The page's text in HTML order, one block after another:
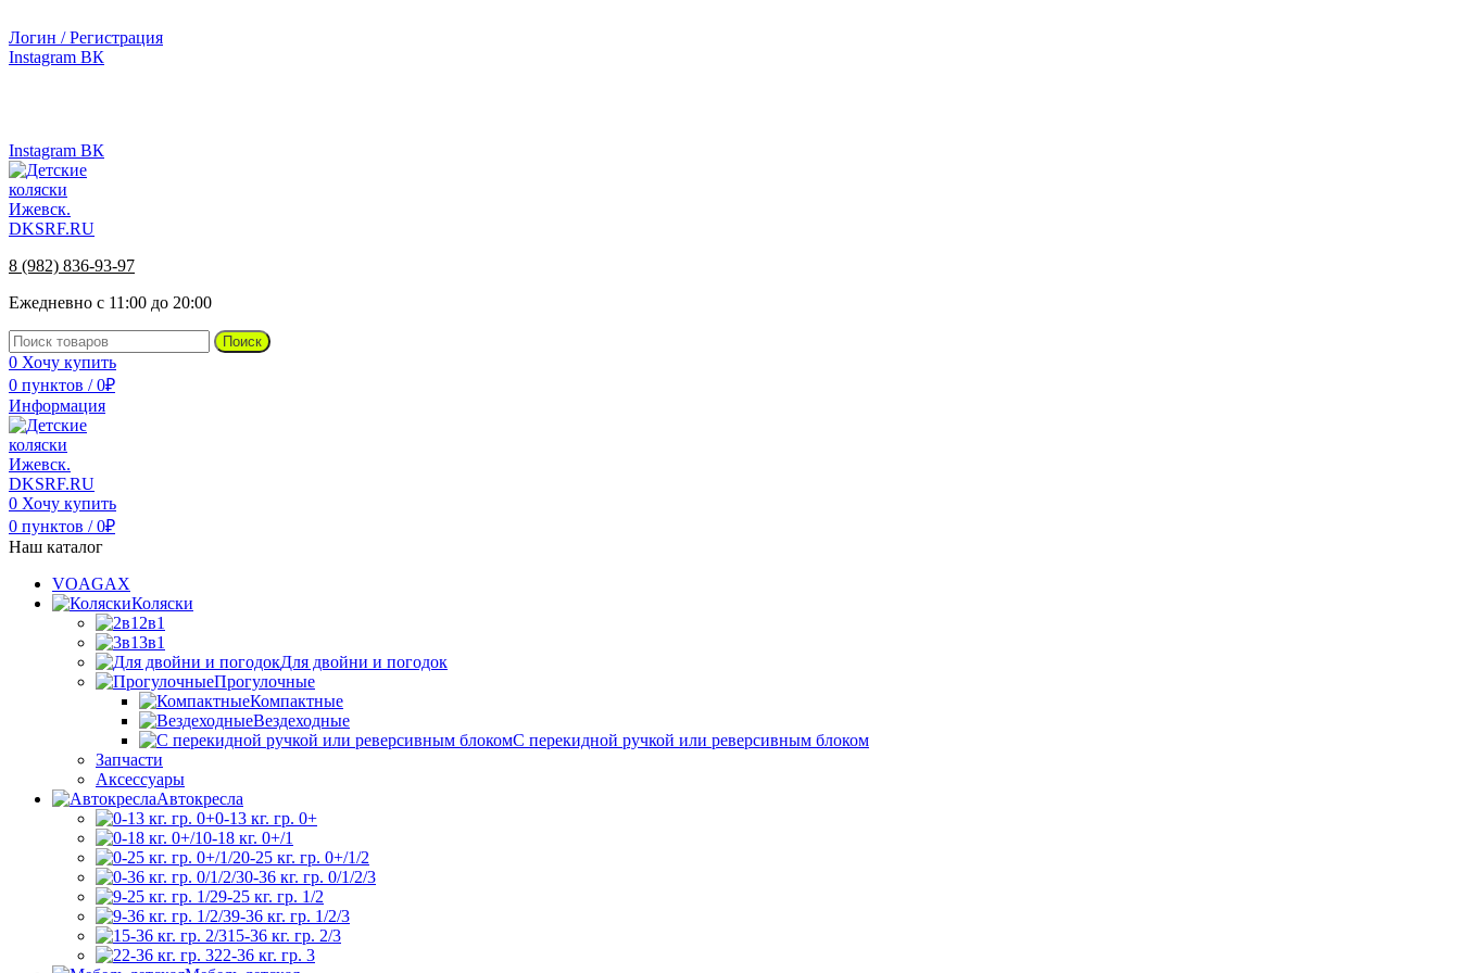
Логин / Регистрация
Instagram ВК
Instagram ВК
8 (982) 836-93-97
Ежедневно с 11:00 до 20:00
Поиск
0 Хочу купить
0 пунктов / 0₽
Информация
0 Хочу купить
0 пунктов / 0₽
Наш каталог
VOAGAX
Коляски
2в1
3в1
Для двойни и погодок
Прогулочные
Компактные
Вездеходные
С перекидной ручкой или реверсивным блоком
Запчасти
Аксессуары
Автокресла
0-13 кг. гр. 0+
0-18 кг. 0+/1
0-25 кг. гр. 0+/1/2
0-36 кг. гр. 0/1/2/3
9-25 кг. гр. 1/2
9-36 кг. гр. 1/2/3
15-36 кг. гр. 2/3
22-36 кг. гр. 3